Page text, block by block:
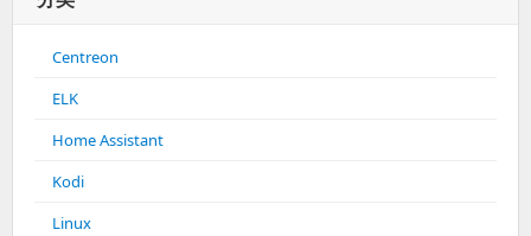
Centreon
ELK
Home Assistant
Kodi
Linux